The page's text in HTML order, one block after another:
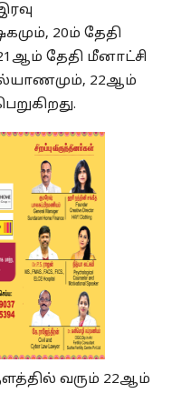
20ம் தேதி
தேதி மீனாட்சி
22ஆம்
வரும் 22ஆம்